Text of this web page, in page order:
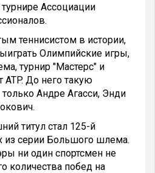
Ассоциации
теннисистом в истории,
Олимпийские игры,
турнир "Мастерс" и
ATP. До него такую
Андре Агасси, Энди
титул стал 125-й
из серии Большого шлема.
ни один спортсмен не
количества побед на